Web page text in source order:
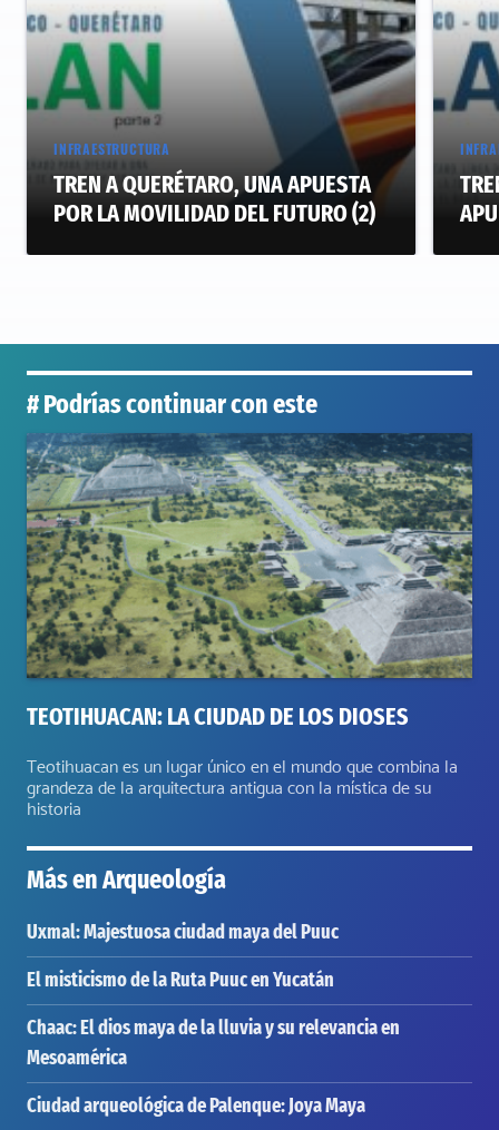
INFRAESTRUCTURA
TREN A QUERÉTARO, UNA APUESTA
POR LA MOVILIDAD DEL FUTURO (2)
# Podrías continuar con este
TEOTIHUACAN: LA CIUDAD DE LOS DIOSES
Teotihuacan es un lugar único en el mundo que combina la
grandeza de la arquitectura antigua con la mística de su
historia
Más enArqueología
Uxmal: Majestuosa ciudad maya del Puuc
El misticismo de la Ruta Puuc en Yucatán
Chaac: El dios maya de la lluvia y su relevancia en
Mesoamérica
Ciudad arqueológica de Palenque: Joya Maya